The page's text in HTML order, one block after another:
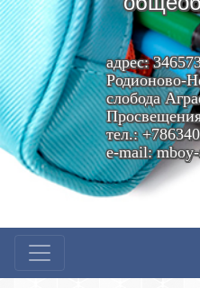
адрес:
Родионово-
слобода
тел.:
e-mail: